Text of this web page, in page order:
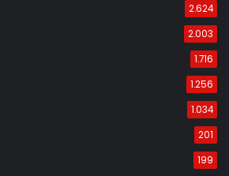
2.624
2.003
1.716
1.256
1.034
201
199